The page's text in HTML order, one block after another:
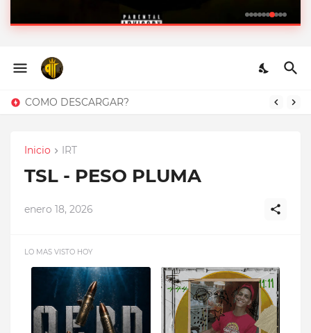
MIKY WOODZ
CONTACTOS
Inicio IRT
TSL - PESO PLUMA
enero 18, 2026
LO MAS VISTO HOY